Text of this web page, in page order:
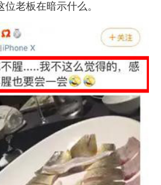
老板在暗示什么。